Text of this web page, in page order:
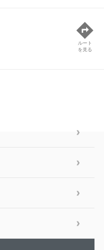
ルート
を見る